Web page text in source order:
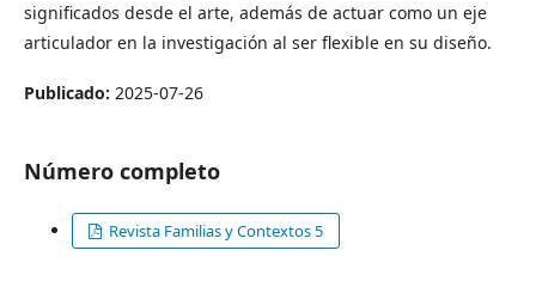
significados desde el arte, además de actuar como un eje
articulador en la investigación al ser flexible en su diseño.
Publicado: 2025-07-26
Número completo
Revista Familias y Contextos 5